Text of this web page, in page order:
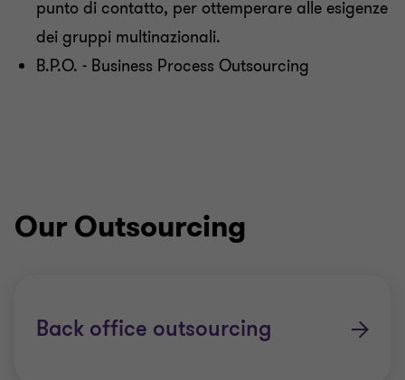
punto di contatto, per ottemperare alle esigenze
dei gruppi multinazionali.
B.P.O. - Business Process Outsourcing
Our Outsourcing
Back office outsourcing